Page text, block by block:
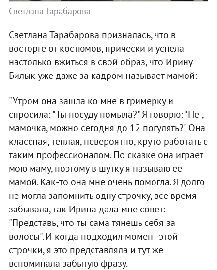
Светлана Тарабарова
Светлана Тарабарова призналась, что в
восторге от костюмов, прически и успела
настолько вжиться в свой образ, что Ирину
Билык уже даже за кадром называет мамой:
"Утром она зашла ко мне в гримерку и
спросила: "Ты посуду помыла?" Я говорю: "Нет,
мамочка, можно сегодня до 12 погулять?" Она
классная, теплая, невероятно, круто работать с
таким профессионалом. По сказке она играет
мою маму, поэтому в шутку я называю ее
мамой. Как-то она мне очень помогла. Я долго
не могла запомнить одну строчку, все время
забывала, так Ирина дала мне совет:
"Представь, что ты сама тянешь себя за
волосы". И когда подходил момент этой
строчки, я это представляла и тут же
вспоминала забытую фразу.